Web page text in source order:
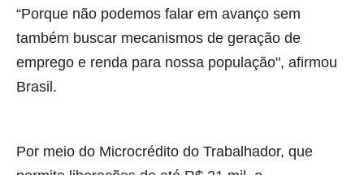
“Porque não podemos falar em avanço sem
também buscar mecanismos de geração de
emprego e renda para nossa população", afirmou
Brasil.
Por meio do Microcrédito do Trabalhador, que